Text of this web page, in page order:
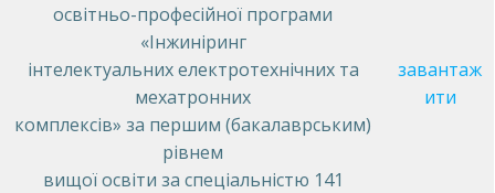
освітньо-професійної програми
«Інжиніринг
інтелектуальних електротехнічних та
мехатронних
комплексів» за першим (бакалаврським)
рівнем
вищої освіти за спеціальністю 141
завантаж
ити